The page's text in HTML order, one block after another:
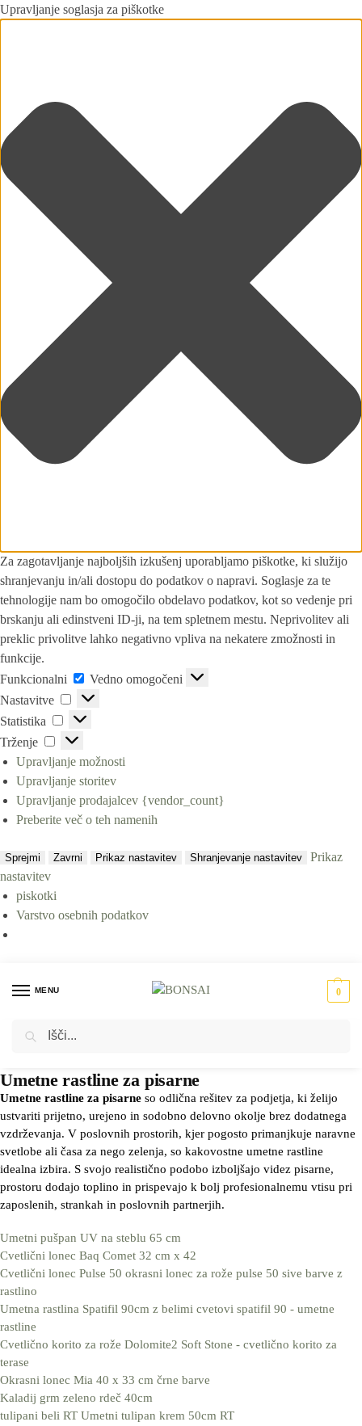
Upravljanje soglasja za piškotke
Za zagotavljanje najboljših izkušenj uporabljamo piškotke, ki služijo
shranjevanju in/ali dostopu do podatkov o napravi. Soglasje za te
tehnologije nam bo omogočilo obdelavo podatkov, kot so vedenje pri
brskanju ali edinstveni ID-ji, na tem spletnem mestu. Neprivolitev ali
preklic privolitve lahko negativno vpliva na nekatere zmožnosti in
funkcije.
Funkcionalni
Vedno omogočeni
Nastavitve
Statistika
Trženje
Upravljanje možnosti
Upravljanje storitev
Upravljanje prodajalcev {vendor_count}
Preberite več o teh namenih
Sprejmi Zavrni Prikaz nastavitev Shranjevanje nastavitev
Prikaz
nastavitev
piskotki
Varstvo osebnih podatkov
MENU 0
Domov Rastline za pisarne
Umetne rastline za pisarne
Umetne rastline za pisarne so odlična rešitev za podjetja, ki želijo
ustvariti prijetno, urejeno in sodobno delovno okolje brez dodatnega
vzdrževanja. V poslovnih prostorih, kjer pogosto primanjkuje naravne
svetlobe ali časa za nego zelenja, so kakovostne umetne rastline
idealna izbira. S svojo realistično podobo izboljšajo videz pisarne,
prostoru dodajo toplino in prispevajo k bolj profesionalnemu vtisu pri
zaposlenih, strankah in poslovnih partnerjih.
Umetni pušpan UV na steblu 65 cm
Cvetlični lonec Baq Comet 32 cm x 42
Cvetlični lonec Pulse 50 okrasni lonec za rože pulse 50 sive barve z
rastlino
Umetna rastlina Spatifil 90cm z belimi cvetovi spatifil 90 - umetne
rastline
Cvetlično korito za rože Dolomite2 Soft Stone - cvetlično korito za
terase
Okrasni lonec Mia 40 x 33 cm črne barve
Kaladij grm zeleno rdeč 40cm
tulipani beli RT Umetni tulipan krem 50cm RT